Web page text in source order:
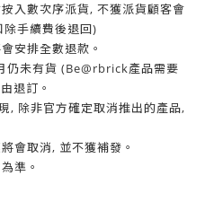
入數次序派貨, 不獲派貨顧客會
手續費後退回)
安排全數退款。
仍未有貨 (Be@rbrick產品需要
退訂。
, 除非官方確定取消推出的產品,
會取消, 並不獲補發。
準。